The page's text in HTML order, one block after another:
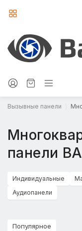
Вызывные панели
панели
Индивидуальные
Аудиопанели
Популярное